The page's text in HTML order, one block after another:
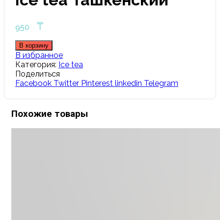
950 ₸
В корзину
В избранное
Категория: Ice tea
Поделиться
Facebook Twitter Pinterest linkedin Telegram
Похожие товары